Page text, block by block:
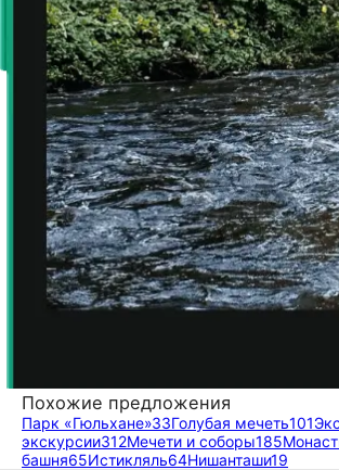
Похожие предложения
Парк «Гюльхане»33Голубая мечеть101
экскурсии312Мечети и соборы185
башня65Истикляль64Нишанташи19